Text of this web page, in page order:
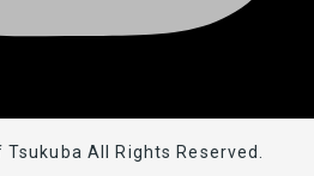
All Rights Reserved.